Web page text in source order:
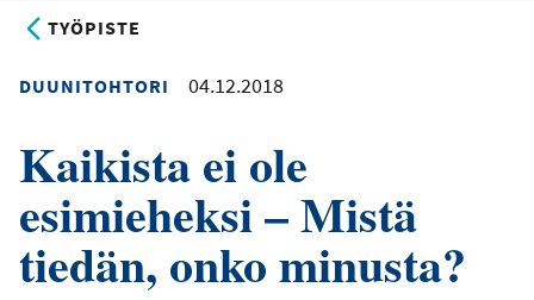
TYÖPISTE
DUUNITOHTORI 04.12.2018
Kaikista ei ole
esimieheksi – Mistä
tiedän, onko minusta?